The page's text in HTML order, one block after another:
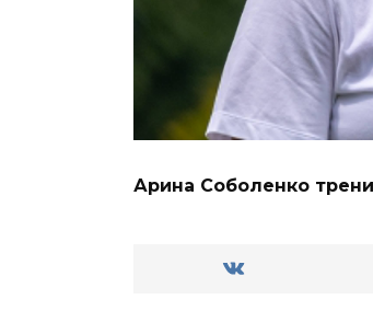
Арина Соболенко